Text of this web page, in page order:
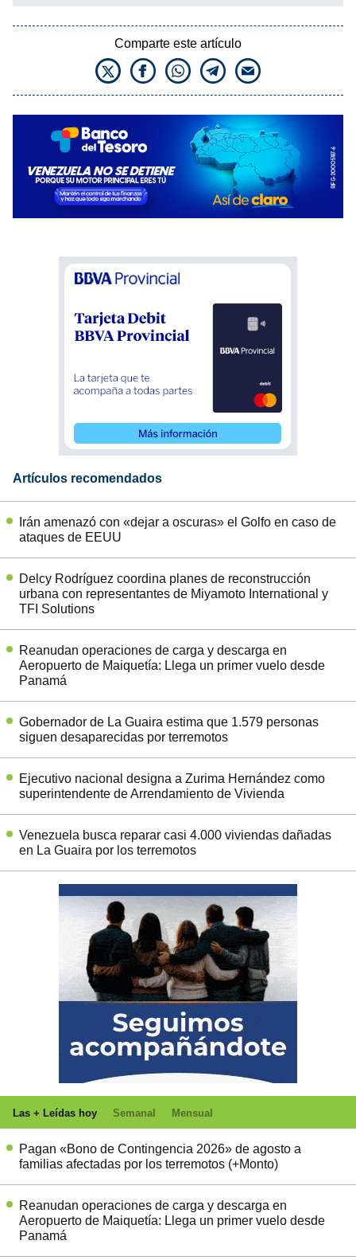
Comparte este artículo
Artículos recomendados
Irán amenazó con «dejar a oscuras» el Golfo en caso de
ataques de EEUU
Delcy Rodríguez coordina planes de reconstrucción
urbana con representantes de Miyamoto International y
TFI Solutions
Reanudan operaciones de carga y descarga en
Aeropuerto de Maiquetía: Llega un primer vuelo desde
Panamá
Gobernador de La Guaira estima que 1.579 personas
siguen desaparecidas por terremotos
Ejecutivo nacional designa a Zurima Hernández como
superintendente de Arrendamiento de Vivienda
Venezuela busca reparar casi 4.000 viviendas dañadas
en La Guaira por los terremotos
Las + Leídas hoy Semanal Mensual
Pagan «Bono de Contingencia 2026» de agosto a
familias afectadas por los terremotos (+Monto)
Reanudan operaciones de carga y descarga en
Aeropuerto de Maiquetía: Llega un primer vuelo desde
Panamá